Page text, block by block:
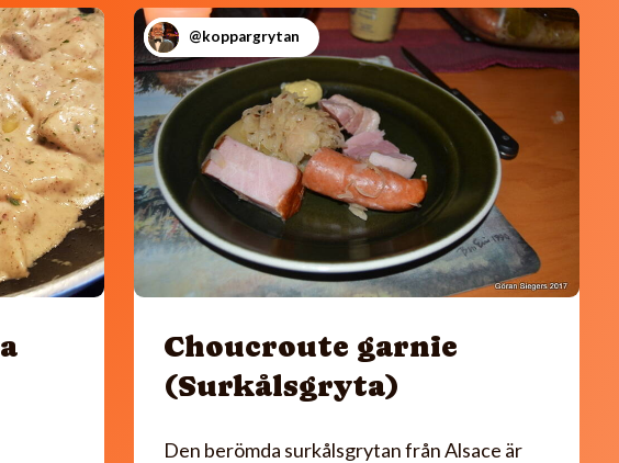
@koppargrytan
Choucroute garnie
(Surkålsgryta)
Den berömda surkålsgrytan från Alsace är